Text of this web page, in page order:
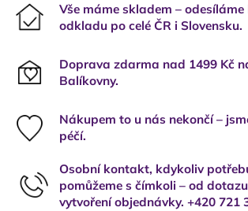
Vše máme skladem –
odkladu po celé ČR i Slovensku.
Doprava zdarma nad 1499 Kč
Balíkovny.
Nákupem to u nás nekončí –
péčí.
Osobní kontakt, kdykoliv
pomůžeme s čímkoli – od
vytvoření objednávky. +420 721